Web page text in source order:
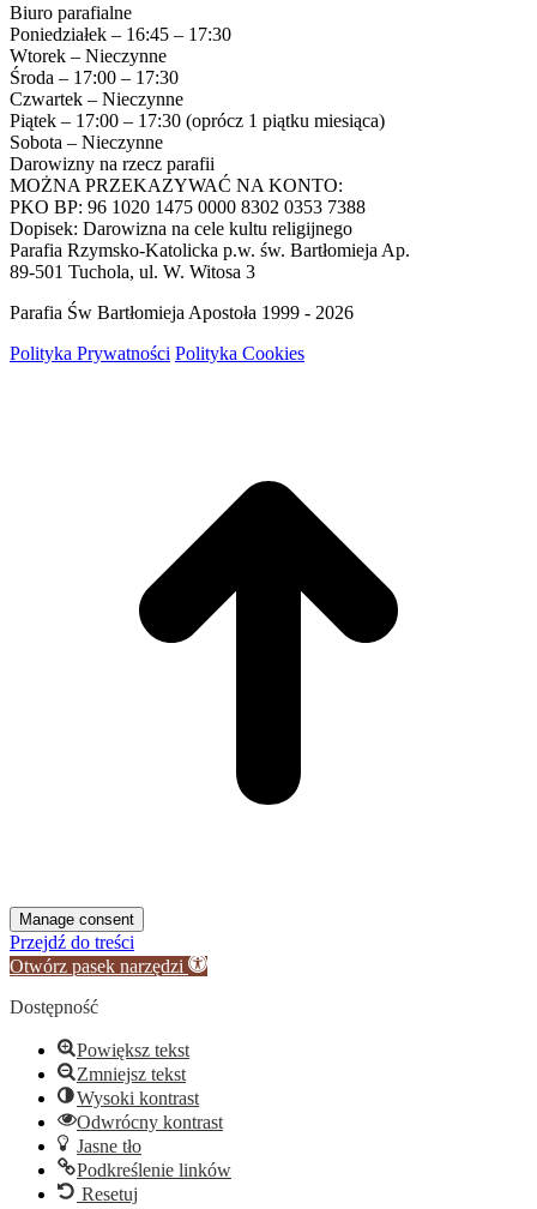
Biuro parafialne
Poniedziałek – 16:45 – 17:30
Wtorek – Nieczynne
Środa – 17:00 – 17:30
Czwartek – Nieczynne
Piątek – 17:00 – 17:30 (oprócz 1 piątku miesiąca)
Sobota – Nieczynne
Darowizny na rzecz parafii
MOŻNA PRZEKAZYWAĆ NA KONTO:
PKO BP: 96 1020 1475 0000 8302 0353 7388
Dopisek: Darowizna na cele kultu religijnego
Parafia Rzymsko-Katolicka p.w. św. Bartłomieja Ap.
89-501 Tuchola, ul. W. Witosa 3
Parafia Św Bartłomieja Apostoła 1999 - 2026
Polityka Prywatności Polityka Cookies
Manage consent
Przejdź do treści
Otwórz pasek narzędzi
Dostępność
Powiększ tekst
Zmniejsz tekst
Wysoki kontrast
Odwrócny kontrast
Jasne tło
Podkreślenie linków
Resetuj